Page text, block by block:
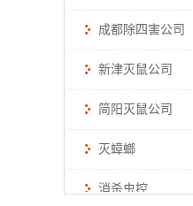
成都除四害公司
新津灭鼠公司
简阳灭鼠公司
灭蟑螂
消杀虫控